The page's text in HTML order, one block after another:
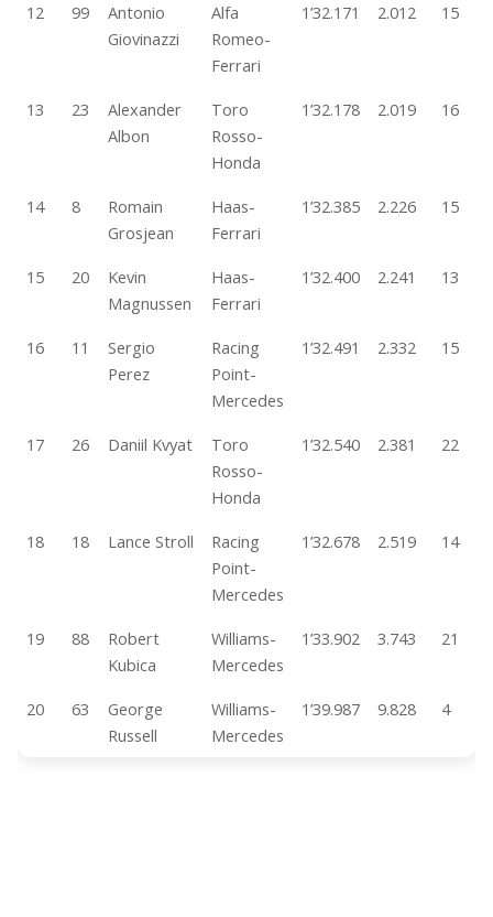
12 99
Antonio
Giovinazzi
Alfa
Romeo-
Ferrari
1’32.171 2.012 15
13 23
Alexander
Albon
Toro
Rosso-
Honda
1’32.178 2.019 16
14 8
Romain
Grosjean
Haas-
Ferrari
1’32.385 2.226 15
15 20
Kevin
Magnussen
Haas-
Ferrari
1’32.400 2.241 13
16 11
Sergio
Perez
Racing
Point-
Mercedes
1’32.491 2.332 15
17 26 Daniil Kvyat
Toro
Rosso-
Honda
1’32.540 2.381 22
18 18 Lance Stroll
Racing
Point-
Mercedes
1’32.678 2.519 14
19 88
Robert
Kubica
Williams-
Mercedes
1’33.902 3.743 21
20 63
George
Russell
Williams-
Mercedes
1’39.987 9.828 4